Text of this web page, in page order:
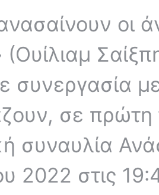
οι
συνεργασία
σε πρώτη
συναυλία
2022 στις